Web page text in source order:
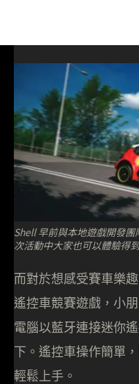
Shell 早前與本地遊戲開發
次活動中大家也可以體驗得
而對於想感受賽車樂
遙控車競賽遊戲，小
電腦以藍牙連接迷你
下。遙控車操作簡單
輕鬆上手。